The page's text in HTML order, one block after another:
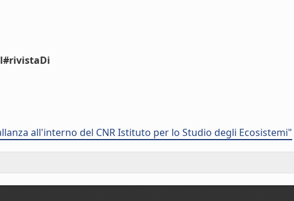
all'interno del CNR Istituto per lo Studio degli Ecosistemi"